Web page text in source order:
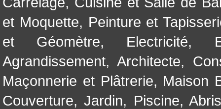
et Moquette, Peinture et
et Géomètre, Electricité,
Agrandissement, Architecte,
Maçonnerie et Plâtrerie, Maison
Couverture,Jardin, Piscine,